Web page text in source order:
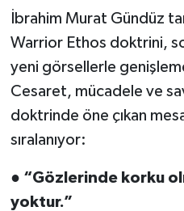
İbrahim Murat Gündüz
Warrior Ethos doktrini,
yeni görsellerle
Cesaret, mücadele ve
doktrinde öne çıkan
sıralanıyor:
● “Gözlerinde korku
yoktur.”